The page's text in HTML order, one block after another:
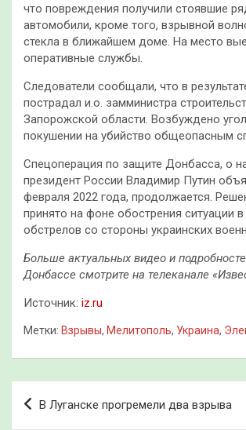
что повреждения получили стоявшие
автомобили, кроме того, взрывной
стекла в ближайшем доме. На место
оперативные службы.
Следователи сообщали, что в
пострадал и.о. замминистра
Запорожской области. Возбуждено
покушении на убийство общеопасным
Спецоперация по защите Донбасса, о
президент России Владимир Путин
февраля 2022 года, продолжается.
принято на фоне обострения ситуации
обстрелов со стороны украинских
Больше актуальных видео и
Донбассе смотрите на телеканале
Источник: iz.ru
Метки: Взрывы, Мелитополь, Украина,
Навигация
В Луганске прогремели два взрыва